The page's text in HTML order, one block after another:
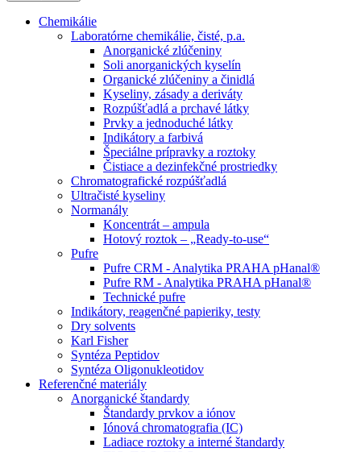
Chemikálie
Laboratórne chemikálie, čisté, p.a.
Anorganické zlúčeniny
Soli anorganických kyselín
Organické zlúčeniny a činidlá
Kyseliny, zásady a deriváty
Rozpúšťadlá a prchavé látky
Prvky a jednoduché látky
Indikátory a farbivá
Špeciálne prípravky a roztoky
Čistiace a dezinfekčné prostriedky
Chromatografické rozpúšťadlá
Ultračisté kyseliny
Normanály
Koncentrát – ampula
Hotový roztok – „Ready-to-use“
Pufre
Pufre CRM - Analytika PRAHA pHanal®
Pufre RM - Analytika PRAHA pHanal®
Technické pufre
Indikátory, reagenčné papieriky, testy
Dry solvents
Karl Fisher
Syntéza Peptidov
Syntéza Oligonukleotidov
Referenčné materiály
Anorganické štandardy
Štandardy prvkov a iónov
Iónová chromatografia (IC)
Ladiace roztoky a interné štandardy